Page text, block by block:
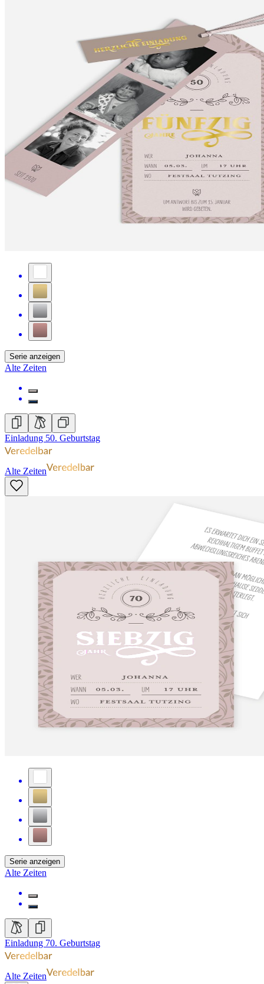
Serie anzeigen
Alte Zeiten
Einladung 50. Geburtstag
Alte Zeiten
Serie anzeigen
Alte Zeiten
Einladung 70. Geburtstag
Alte Zeiten